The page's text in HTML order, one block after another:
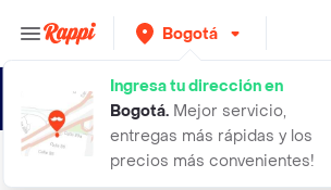
Bogotá
Ingresa tu dirección en
Bogotá. Mejor servicio,
entregas más rápidas y los
precios más convenientes!
anyeluz shampoo con gusano de seda